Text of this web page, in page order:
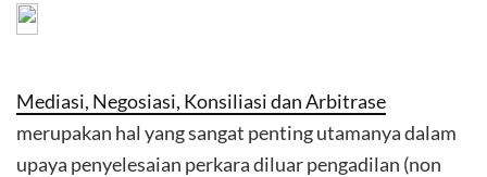
Mediasi, Negosiasi, Konsiliasi dan Arbitrase
merupakan hal yang sangat penting utamanya dalam
upaya penyelesaian perkara diluar pengadilan (non